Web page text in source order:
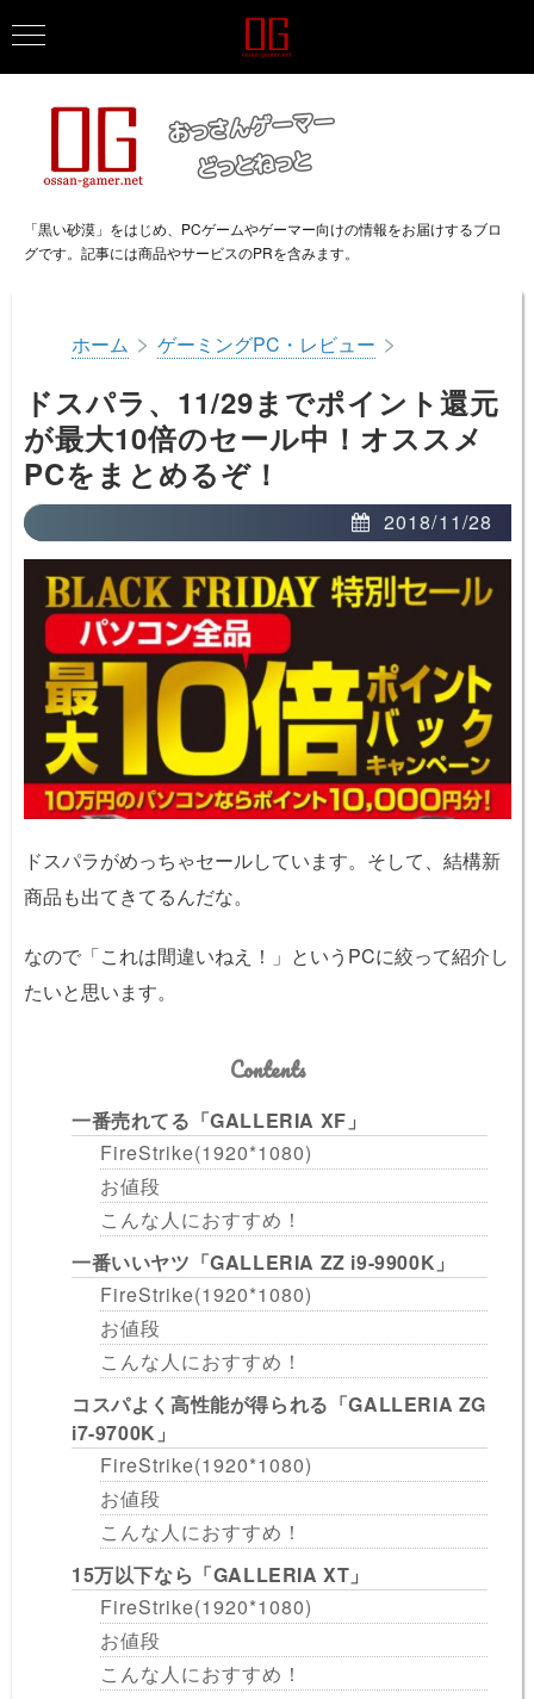
「黒い砂漠」をはじめ、PCゲームやゲーマー向けの情報をお届けするブロ
グです。記事には商品やサービスのPRを含みます。
ホーム > ゲーミングPC・レビュー >
ドスパラ、11/29までポイント還元
が最大10倍のセール中！オススメ
PCをまとめるぞ！
2018/11/28
ドスパラがめっちゃセールしています。そして、結構新
商品も出てきてるんだな。
なので「これは間違いねえ！」というPCに絞って紹介し
たいと思います。
Contents
一番売れてる「GALLERIA XF」
FireStrike(1920*1080)
お値段
こんな人におすすめ！
一番いいヤツ「GALLERIA ZZ i9-9900K」
FireStrike(1920*1080)
お値段
こんな人におすすめ！
コスパよく高性能が得られる「GALLERIA ZG
i7-9700K」
FireStrike(1920*1080)
お値段
こんな人におすすめ！
15万以下なら「GALLERIA XT」
FireStrike(1920*1080)
お値段
こんな人におすすめ！